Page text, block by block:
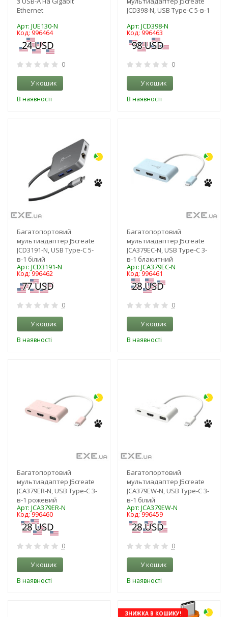
Ethernet
Арт: JUE130-N
Код: 996464
0
У кошик
В наявності
JCD398-N, USB Type-C 5-в-1
Арт: JCD398-N
Код: 996463
0
У кошик
В наявності
Багатопортовий
мультиадаптер J5create
JCD3191-N, USB Type-C 5-
в-1 білий
Арт: JCD3191-N
Код: 996462
0
У кошик
В наявності
Багатопортовий
мультиадаптер J5create
JCA379EC-N, USB Type-C 3-
в-1 блакитний
Арт: JCA379EC-N
Код: 996461
0
У кошик
В наявності
Багатопортовий
мультиадаптер J5create
JCA379ER-N, USB Type-C 3-
в-1 рожевий
Арт: JCA379ER-N
Код: 996460
0
У кошик
В наявності
Багатопортовий
мультиадаптер J5create
JCA379EW-N, USB Type-C 3-
в-1 білий
Арт: JCA379EW-N
Код: 996459
0
У кошик
В наявності
ЗНИЖКА В КОШИКУ!